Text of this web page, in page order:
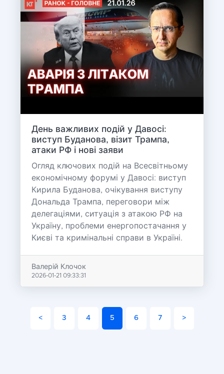
День важливих подій у Давосі:
виступ Буданова, візит Трампа,
атаки РФ і нові заяви
Огляд ключових подій на Всесвітньому
економічному форумі у Давосі: виступ
Кирила Буданова, очікування виступу
Дональда Трампа, переговори між
делегаціями, ситуація з атакою РФ на
Україну, проблеми енергопостачання у
Києві та кримінальні справи в Україні.
Валерій Клочок
2026-01-21 09:33:31
< 3 4 5 6 7 >